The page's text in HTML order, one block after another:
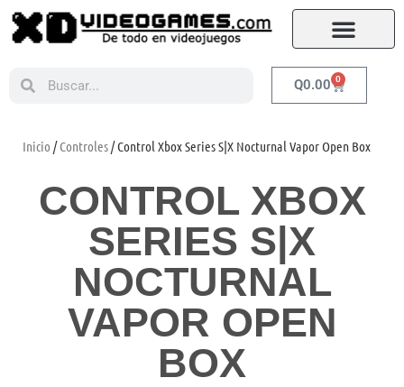
Q0.00 0
Inicio /Controles/ Control Xbox Series S|X Nocturnal Vapor Open Box
CONTROL XBOX
SERIES S|X
NOCTURNAL
VAPOR OPEN
BOX